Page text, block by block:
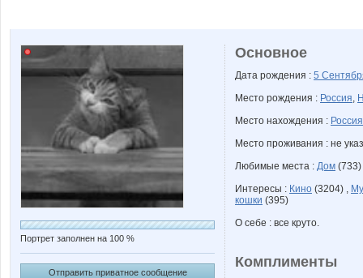
Портрет заполнен на 100 %
Отправить приватное сообщение
Основное
Дата рождения : 5
Место рождения : Россия,
Место нахождения : Россия
Место проживания : не
Любимые места : Дом (733)
Интересы : Кино (3204) ,
кошки (395)
О себе : все круто.
Комплименты